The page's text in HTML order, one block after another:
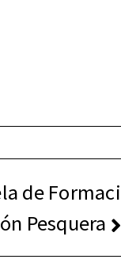
de Formaci
ón Pesquera